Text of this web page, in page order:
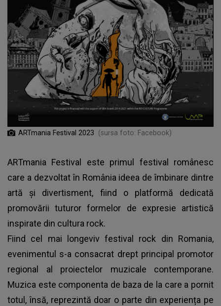
ARTmania Festival 2023 (sursa foto: Facebook)
ARTmania Festival este primul festival românesc
care a dezvoltat în România ideea de îmbinare dintre
artă și divertisment, fiind o platformă dedicată
promovării tuturor formelor de expresie artistică
inspirate din cultura rock.
Fiind cel mai longeviv festival rock din Romania,
evenimentul s-a consacrat drept principal promotor
regional al proiectelor muzicale contemporane.
Muzica este componenta de baza de la care a pornit
totul, însă, reprezintă doar o parte din experiența pe